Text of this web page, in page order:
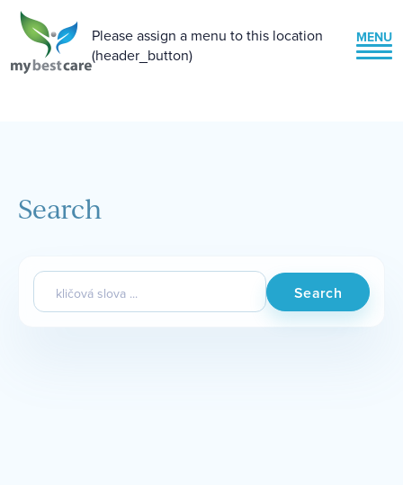
Please assign a menu to this location
(header_button)
MENU
Search
Hledání:
Search